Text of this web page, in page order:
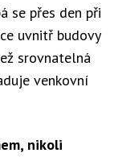
se přes den při
uvnitř budovy
srovnatelná
venkovní
nikoli